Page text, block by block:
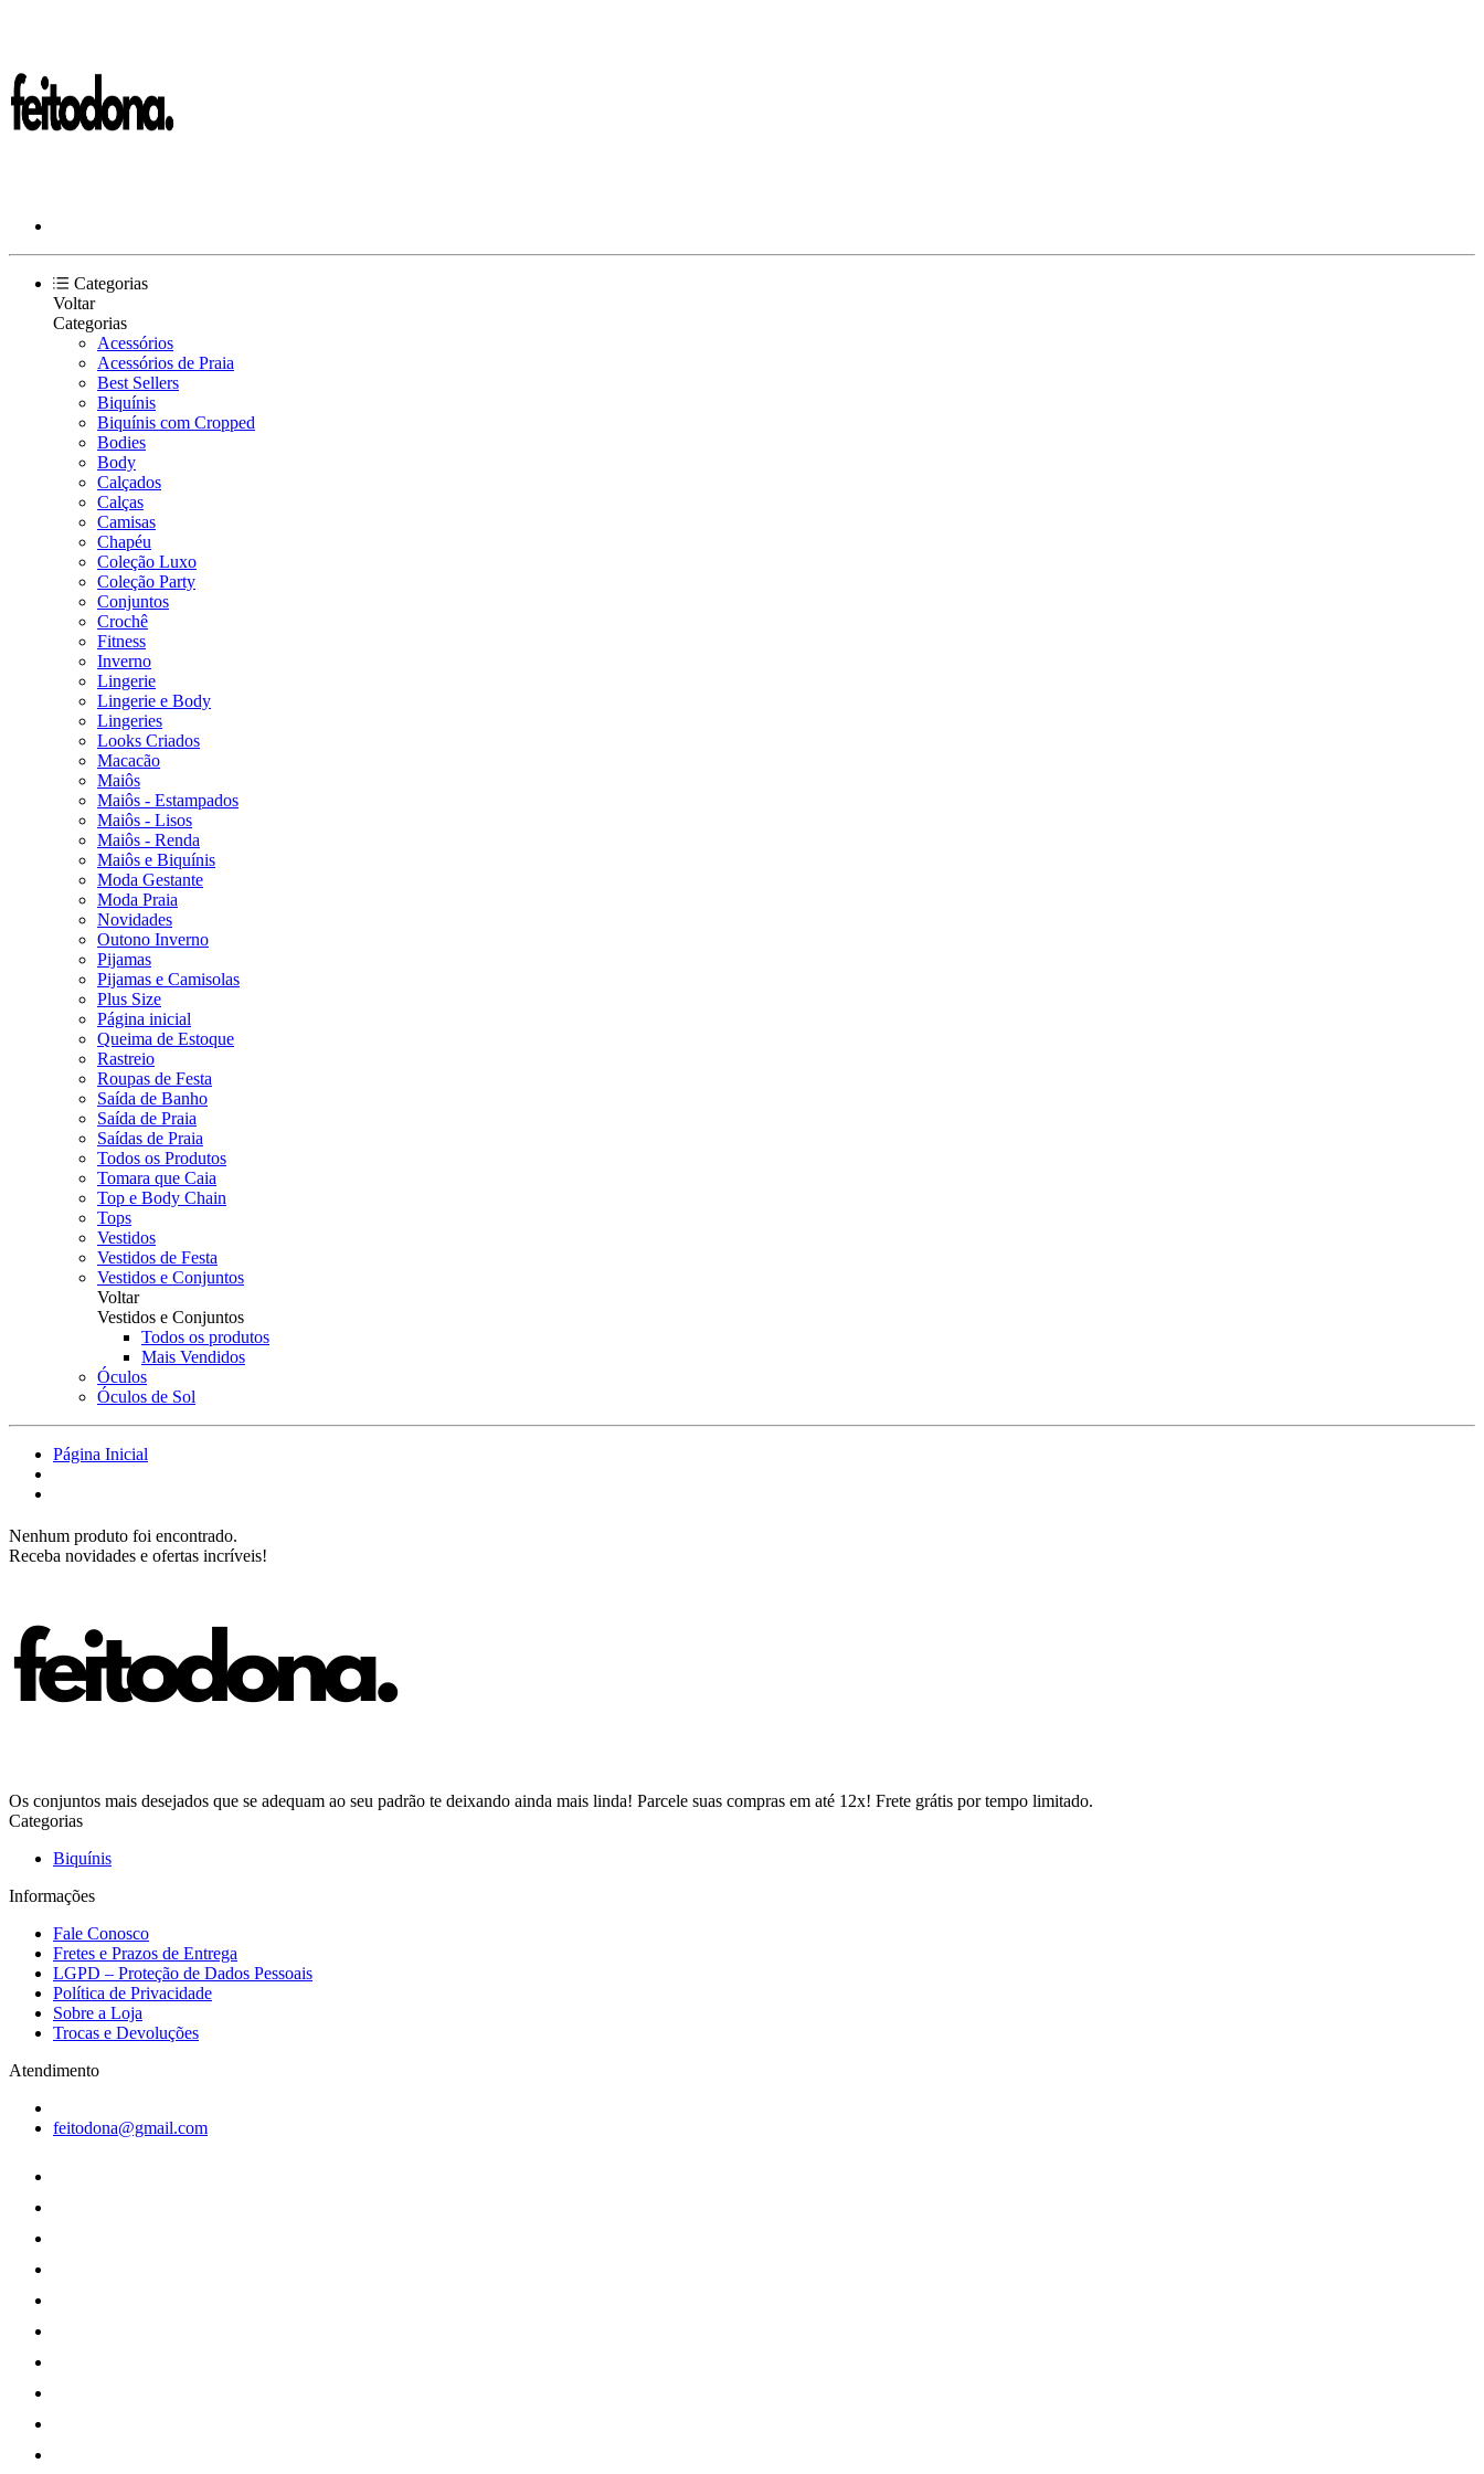
Categorias
Voltar
Categorias
Acessórios
Acessórios de Praia
Best Sellers
Biquínis
Biquínis com Cropped
Bodies
Body
Calçados
Calças
Camisas
Chapéu
Coleção Luxo
Coleção Party
Conjuntos
Crochê
Fitness
Inverno
Lingerie
Lingerie e Body
Lingeries
Looks Criados
Macacão
Maiôs
Maiôs - Estampados
Maiôs - Lisos
Maiôs - Renda
Maiôs e Biquínis
Moda Gestante
Moda Praia
Novidades
Outono Inverno
Pijamas
Pijamas e Camisolas
Plus Size
Página inicial
Queima de Estoque
Rastreio
Roupas de Festa
Saída de Banho
Saída de Praia
Saídas de Praia
Todos os Produtos
Tomara que Caia
Top e Body Chain
Tops
Vestidos
Vestidos de Festa
Vestidos e Conjuntos
Voltar
Vestidos e Conjuntos
Todos os produtos
Mais Vendidos
Óculos
Óculos de Sol
Página Inicial
Nenhum produto foi encontrado.
Receba novidades e ofertas incríveis!
Os conjuntos mais desejados que se adequam ao seu padrão te deixando ainda mais linda! Parcele suas compras em até 12x! Frete grátis por tempo limitado.
Categorias
Biquínis
Informações
Fale Conosco
Fretes e Prazos de Entrega
LGPD – Proteção de Dados Pessoais
Política de Privacidade
Sobre a Loja
Trocas e Devoluções
Atendimento
feitodona@gmail.com